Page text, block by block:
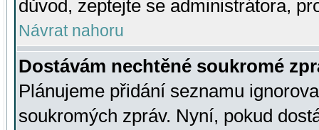
důvod, zeptejte se administrátora,
Návrat nahoru
Dostávám nechtěné soukromé
Plánujeme přidání seznamu
soukromých zpráv. Nyní, pokud